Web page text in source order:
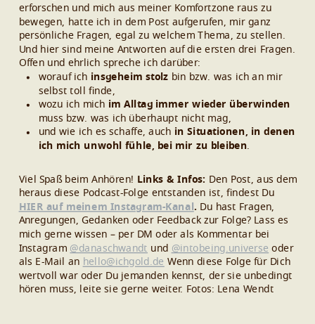
erforschen und mich aus meiner Komfortzone raus zu
bewegen, hatte ich in dem Post aufgerufen, mir ganz
persönliche Fragen, egal zu welchem Thema, zu stellen.
Und hier sind meine Antworten auf die ersten drei Fragen.
Offen und ehrlich spreche ich darüber:
worauf ich insgeheim stolz bin bzw. was ich an mir
selbst toll finde,
wozu ich mich im Alltag immer wieder überwinden
muss bzw. was ich überhaupt nicht mag,
und wie ich es schaffe, auch in Situationen, in denen
ich mich unwohl fühle, bei mir zu bleiben
Viel Spaß beim Anhören! Links & Infos: Den Post, aus dem
heraus diese Podcast-Folge entstanden ist, findest Du
HIER auf meinem Instagram-Kanal . Du hast Fragen,
Anregungen, Gedanken oder Feedback zur Folge? Lass es
mich gerne wissen – per DM oder als Kommentar bei
Instagram @danaschwandt und @intobeing.universe oder
als E-Mail an hello@ichgold.de Wenn diese Folge für Dich
wertvoll war oder Du jemanden kennst, der sie unbedingt
hören muss, leite sie gerne weiter. Fotos: Lena Wendt